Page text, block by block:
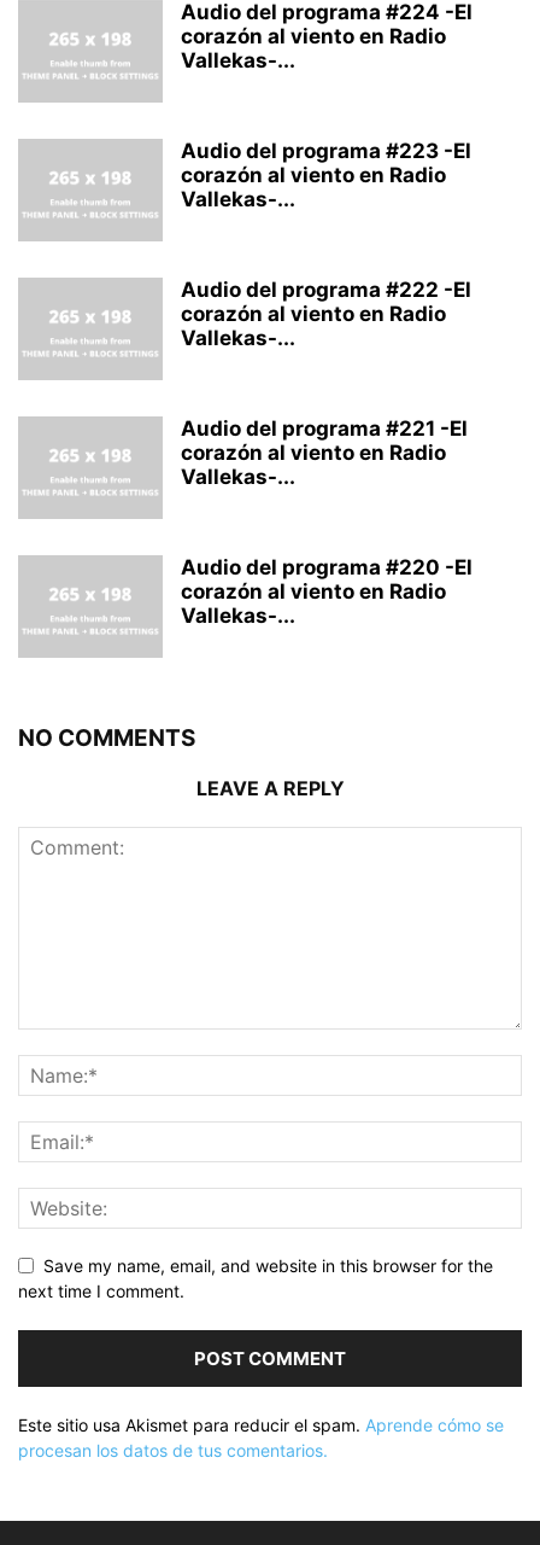
Audio del programa #224 -El
corazón al viento en Radio
Vallekas-...
Audio del programa #223 -El
corazón al viento en Radio
Vallekas-...
Audio del programa #222 -El
corazón al viento en Radio
Vallekas-...
Audio del programa #221 -El
corazón al viento en Radio
Vallekas-...
Audio del programa #220 -El
corazón al viento en Radio
Vallekas-...
NO COMMENTS
LEAVE A REPLY
Save my name, email, and website in this browser for the
next time I comment.
Este sitio usa Akismet para reducir el spam. Aprende cómo se
procesan los datos de tus comentarios.